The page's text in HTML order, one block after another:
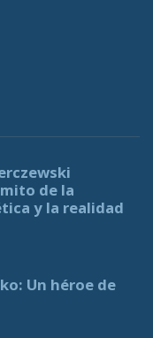
de la
y la realidad
Un héroe de